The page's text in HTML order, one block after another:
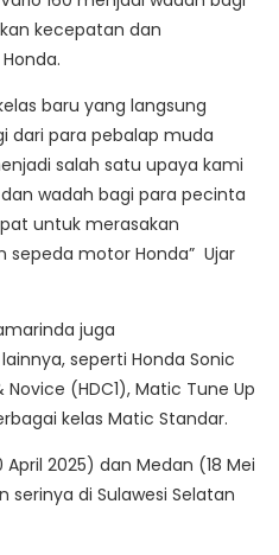
kecepatan dan
baru yang langsung
dari para pebalap muda
salah satu upaya kami
wadah bagi para pecinta
untuk merasakan
motor Honda” Ujar
juga
seperti Honda Sonic
Novice (HDC1), Matic Tune Up
kelas Matic Standar.
2025) dan Medan (18 Mei
serinya di Sulawesi Selatan